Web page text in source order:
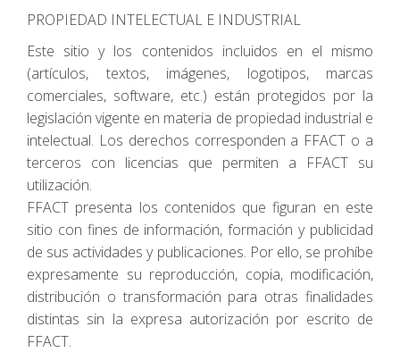
PROPIEDAD INTELECTUAL E INDUSTRIAL
Este sitio y los contenidos incluidos en el mismo
(artículos, textos, imágenes, logotipos, marcas
comerciales, software, etc.) están protegidos por la
legislación vigente en materia de propiedad industrial e
intelectual. Los derechos corresponden a FFACT o a
terceros con licencias que permiten a FFACT su
utilización.
FFACT presenta los contenidos que figuran en este
sitio con fines de información, formación y publicidad
de sus actividades y publicaciones. Por ello, se prohíbe
expresamente su reproducción, copia, modificación,
distribución o transformación para otras finalidades
distintas sin la expresa autorización por escrito de
FFACT.